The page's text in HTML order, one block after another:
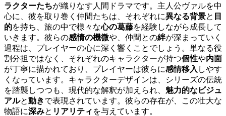
ラクターたちが織りなす人間ドラマです。主人公ヴァルを中
心に、彼を取り巻く仲間たちは、それぞれに異なる背景と 目
的を持ち、旅の中で様々な心の葛藤を経験しながら成長して
いきます。彼らの感情の機微や、仲間との絆が深まっていく
過程は、プレイヤーの心に深く響くことでしょう。単なる役
割分担ではなく、それぞれのキャラクターが持つ個性や内面
が丁寧に描かれており、プレイヤーは彼らに感情移入 しやす
くなっています。キャラクターデザインは、シリーズの伝統
を踏襲しつつも、現代的な解釈が加えられ、 魅力的なビジュ
アルと動きで表現されています。彼らの存在が、この壮大な
物語に深みと リアリティ を与えています。